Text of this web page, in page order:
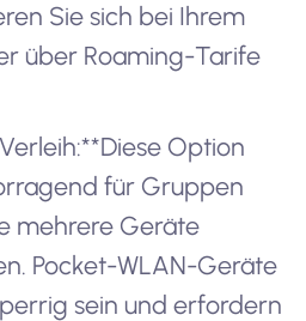
Sie sich bei Ihrem
über Roaming-Tarife
Option
für Gruppen
mehrere Geräte
Pocket-WLAN-Geräte
sein und erfordern